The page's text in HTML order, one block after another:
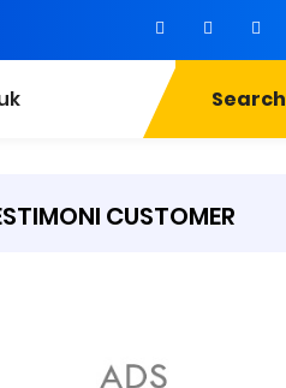
Search
CUSTOMER